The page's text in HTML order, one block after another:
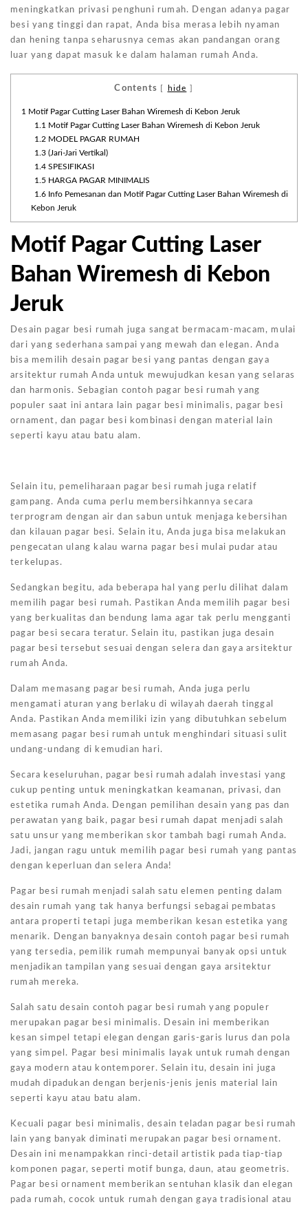
meningkatkan privasi penghuni rumah. Dengan adanya pagar
besi yang tinggi dan rapat, Anda bisa merasa lebih nyaman
dan hening tanpa seharusnya cemas akan pandangan orang
luar yang dapat masuk ke dalam halaman rumah Anda.
Contents hide
1
Motif Pagar Cutting Laser Bahan Wiremesh di Kebon Jeruk
1.1
Motif Pagar Cutting Laser Bahan Wiremesh di Kebon Jeruk
1.2 MODEL PAGAR RUMAH
1.3(Jari-Jari Vertikal)
1.4SPESIFIKASI
1.5 HARGA PAGAR MINIMALIS
1.6Info Pemesanan dan Motif Pagar Cutting Laser Bahan Wiremesh di
Kebon Jeruk
Motif Pagar Cutting Laser
Bahan Wiremesh di Kebon
Jeruk
Desain pagar besi rumah juga sangat bermacam-macam, mulai
dari yang sederhana sampai yang mewah dan elegan. Anda
bisa memilih desain pagar besi yang pantas dengan gaya
arsitektur rumah Anda untuk mewujudkan kesan yang selaras
dan harmonis. Sebagian contoh pagar besi rumah yang
populer saat ini antara lain pagar besi minimalis, pagar besi
ornament, dan pagar besi kombinasi dengan material lain
seperti kayu atau batu alam.
Selain itu, pemeliharaan pagar besi rumah juga relatif
gampang. Anda cuma perlu membersihkannya secara
terprogram dengan air dan sabun untuk menjaga kebersihan
dan kilauan pagar besi. Selain itu, Anda juga bisa melakukan
pengecatan ulang kalau warna pagar besi mulai pudar atau
terkelupas.
Sedangkan begitu, ada beberapa hal yang perlu dilihat dalam
memilih pagar besi rumah. Pastikan Anda memilih pagar besi
yang berkualitas dan bendung lama agar tak perlu mengganti
pagar besi secara teratur. Selain itu, pastikan juga desain
pagar besi tersebut sesuai dengan selera dan gaya arsitektur
rumah Anda.
Dalam memasang pagar besi rumah, Anda juga perlu
mengamati aturan yang berlaku di wilayah daerah tinggal
Anda. Pastikan Anda memiliki izin yang dibutuhkan sebelum
memasang pagar besi rumah untuk menghindari situasi sulit
undang-undang di kemudian hari.
Secara keseluruhan, pagar besi rumah adalah investasi yang
cukup penting untuk meningkatkan keamanan, privasi, dan
estetika rumah Anda. Dengan pemilihan desain yang pas dan
perawatan yang baik, pagar besi rumah dapat menjadi salah
satu unsur yang memberikan skor tambah bagi rumah Anda.
Jadi, jangan ragu untuk memilih pagar besi rumah yang pantas
dengan keperluan dan selera Anda!
Pagar besi rumah menjadi salah satu elemen penting dalam
desain rumah yang tak hanya berfungsi sebagai pembatas
antara properti tetapi juga memberikan kesan estetika yang
menarik. Dengan banyaknya desain contoh pagar besi rumah
yang tersedia, pemilik rumah mempunyai banyak opsi untuk
menjadikan tampilan yang sesuai dengan gaya arsitektur
rumah mereka.
Salah satu desain contoh pagar besi rumah yang populer
merupakan pagar besi minimalis. Desain ini memberikan
kesan simpel tetapi elegan dengan garis-garis lurus dan pola
yang simpel. Pagar besi minimalis layak untuk rumah dengan
gaya modern atau kontemporer. Selain itu, desain ini juga
mudah dipadukan dengan berjenis-jenis jenis material lain
seperti kayu atau batu alam.
Kecuali pagar besi minimalis, desain teladan pagar besi rumah
lain yang banyak diminati merupakan pagar besi ornament.
Desain ini menampakkan rinci-detail artistik pada tiap-tiap
komponen pagar, seperti motif bunga, daun, atau geometris.
Pagar besi ornament memberikan sentuhan klasik dan elegan
pada rumah, cocok untuk rumah dengan gaya tradisional atau